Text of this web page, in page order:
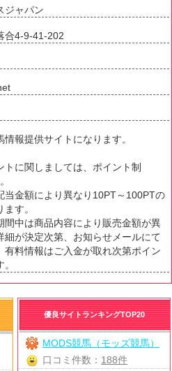
ジャパン
合4-9-41-202
報提供サイトになります。
トに関しましては、ポイント制
当金額により異なり10PT～100PTの
す。
間中は商品内容により販売金額が異
細が決定次第、お知らせメールにて
有料情報はご入金が取れ次第ポイン
優良サイトランキングTOP20
MODS競馬（モッズ競馬）
口コミ件数： 188件